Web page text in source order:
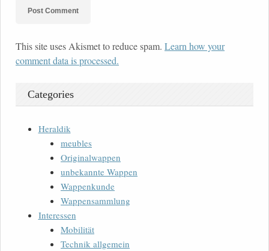
This site uses Akismet to reduce spam. Learn how your
comment data is processed.
Categories
Heraldik
meubles
Originalwappen
unbekannte Wappen
Wappenkunde
Wappensammlung
Interessen
Mobilität
Technik allgemein